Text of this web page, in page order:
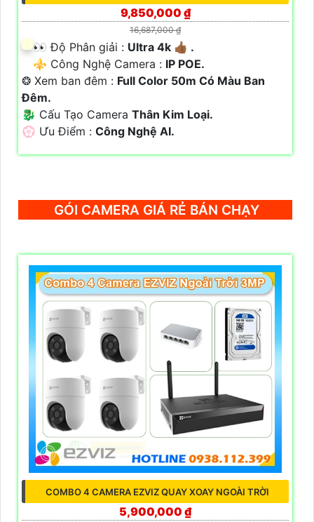
9,850,000 ₫
16,687,000 ₫
️👀 Độ Phân giải : Ultra 4k 👍🏾 .
⚜️ Công Nghệ Camera : IP POE.
❂ Xem ban đêm : Full Color 50m Có Màu Ban
Đêm.
🐉️ Cấu Tạo Camera Thân Kim Loại.
️💮 Ưu Điểm : Công Nghệ AI.
GÓI CAMERA GIÁ RẺ BÁN CHẠY
COMBO 4 CAMERA EZVIZ QUAY XOAY NGOÀI TRỜI
5,900,000 ₫